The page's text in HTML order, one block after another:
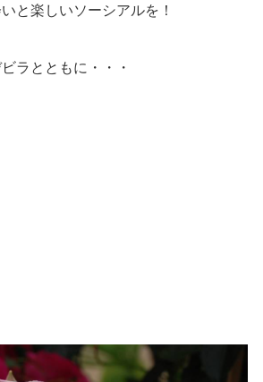
と楽しいソーシアルを！
ラとともに・・・